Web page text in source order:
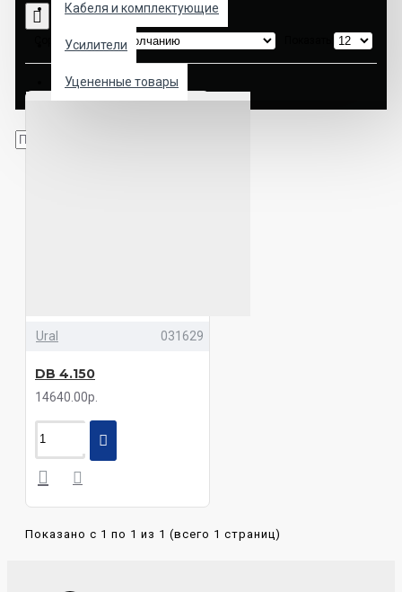
Кабеля и комплектующие
Усилители
Уцененные товары
Сортировка:
Ural 031629
DB 4.150
14640.00р.
Показано с 1 по 1 из 1 (всего 1 страниц)